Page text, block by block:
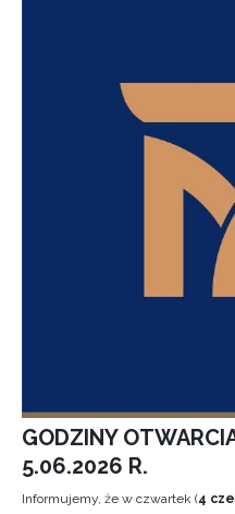
GODZINY
5.06.2026 R.
Informujemy, że w czwartek (4